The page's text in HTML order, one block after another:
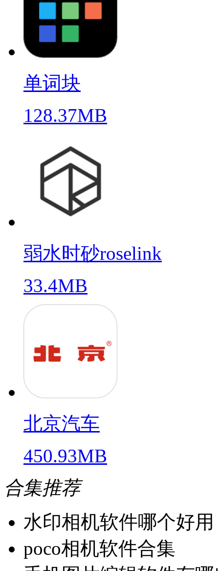
单词块
128.37MB
弱水时砂roselink
33.4MB
北京汽车
450.93MB
合集推荐
水印相机软件哪个好用
poco相机软件合集